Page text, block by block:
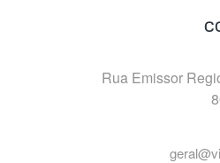
Rua Emissor